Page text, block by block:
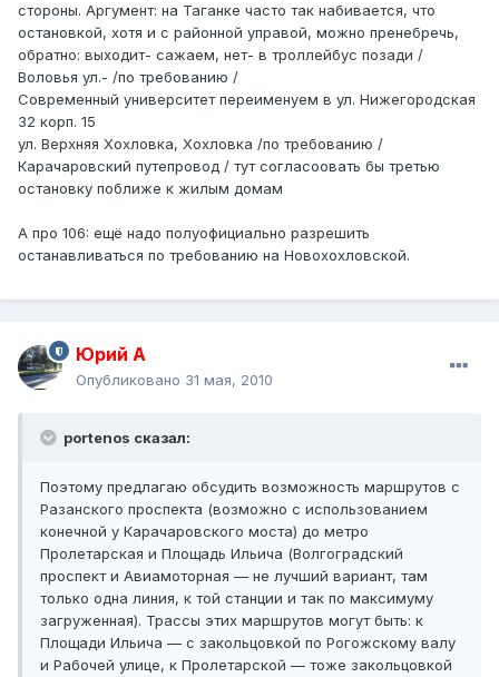
стороны. Аргумент: на Таганке часто так набивается, что
остановкой, хотя и с районной управой, можно пренебречь,
обратно: выходит- сажаем, нет- в троллейбус позади /
Воловья ул.- /по требованию /
Современный университет переименуем в ул. Нижегородская
32 корп. 15
ул. Верхняя Хохловка, Хохловка /по требованию /
Карачаровский путепровод / тут согласоовать бы третью
остановку поближе к жилым домам
А про 106: ещё надо полуофициально разрешить
останавливаться по требованию на Новохохловской.
Юрий А
Опубликовано 31 мая, 2010
portenos сказал:
Поэтому предлагаю обсудить возможность маршрутов с
Разанского проспекта (возможно с использованием
конечной у Карачаровского моста) до метро
Пролетарская и Площадь Ильича (Волгоградский
проспект и Авиамоторная — не лучший вариант, там
только одна линия, к той станции и так по максимуму
загруженная). Трассы этих маршрутов могут быть: к
Площади Ильича — с закольцовкой по Рогожскому валу
и Рабочей улице, к Пролетарской — тоже закольцовкой